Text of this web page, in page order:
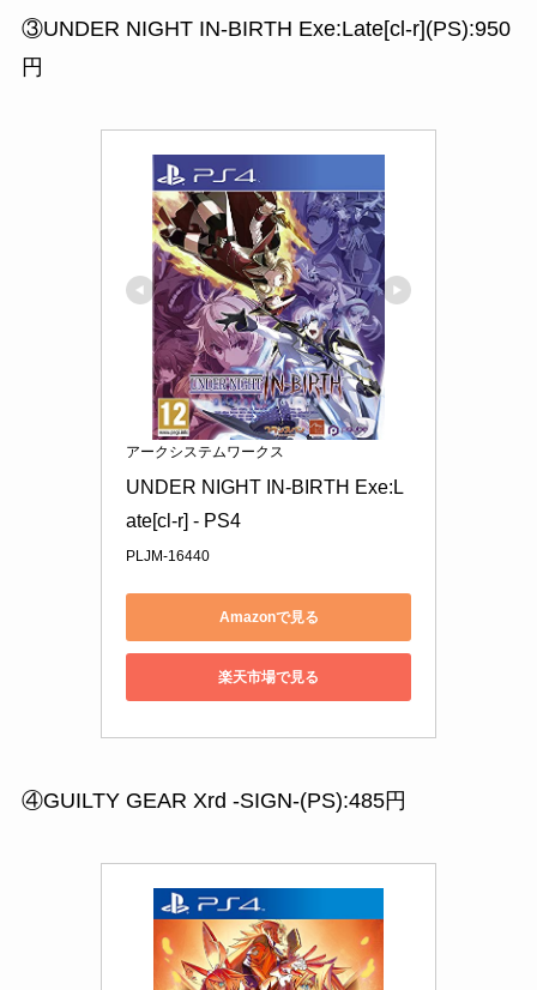
③UNDER NIGHT IN-BIRTH Exe:Late[cl-r](PS):950
円
アークシステムワークス
UNDER NIGHT IN-BIRTH Exe:L
ate[cl-r] - PS4
PLJM-16440
Amazonで見る
楽天市場で見る
④GUILTY GEAR Xrd -SIGN-(PS):485円